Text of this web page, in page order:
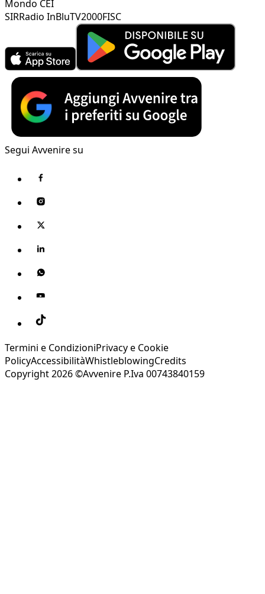
Mondo CEI
SIRRadio InBluTV2000FISC
Segui Avvenire su
Termini e CondizioniPrivacy e Cookie
PolicyAccessibilitàWhistleblowingCredits
Copyright 2026 ©Avvenire P.Iva 00743840159